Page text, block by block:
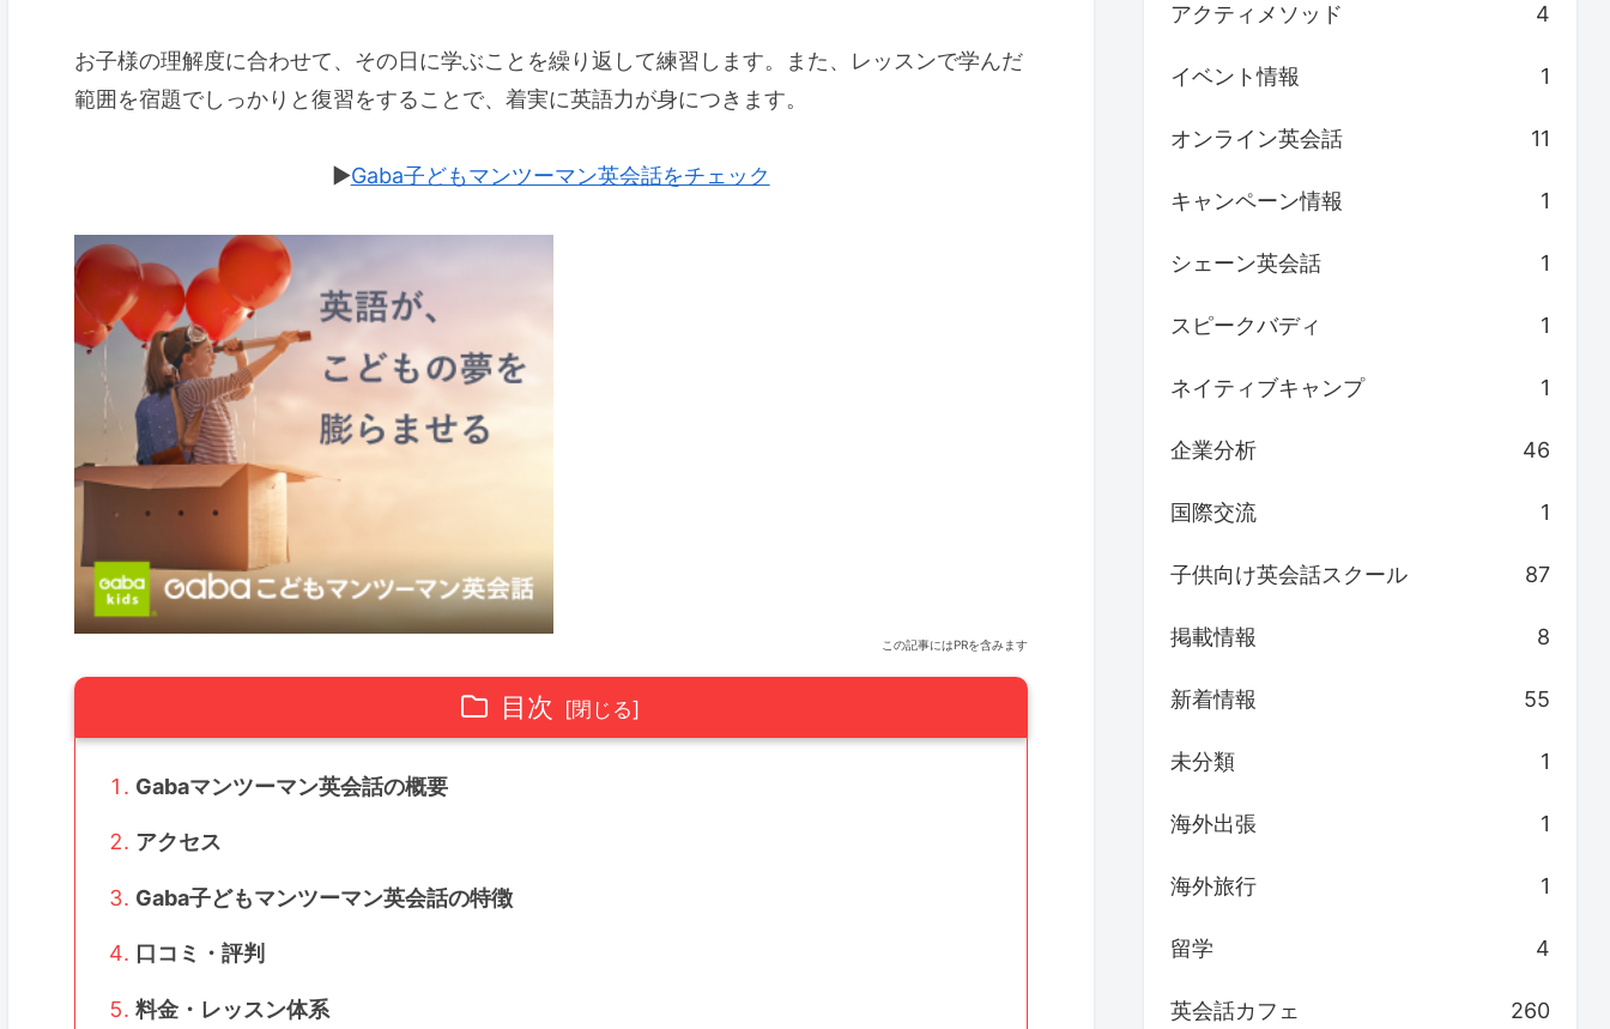
お子様の理解度に合わせて、その日に学ぶことを繰り返して練習します。また、レッスンで学んだ
範囲を宿題でしっかりと復習をすることで、着実に英語力が身につきます。
▶︎Gaba子どもマンツーマン英会話をチェック
この記事にはPRを含みます
目次
Gabaマンツーマン英会話の概要
アクセス
Gaba子どもマンツーマン英会話の特徴
口コミ・評判
料金・レッスン体系
アクティメソッド 4
イベント情報 1
オンライン英会話 11
キャンペーン情報 1
シェーン英会話 1
スピークバディ 1
ネイティブキャンプ 1
企業分析 46
国際交流 1
子供向け英会話スクール 87
掲載情報 8
新着情報 55
未分類 1
海外出張 1
海外旅行 1
留学 4
英会話カフェ 260